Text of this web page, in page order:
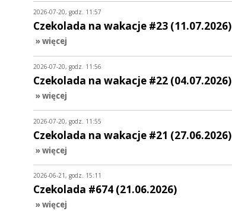
2026-07-20, godz. 11:57
Czekolada na wakacje #23 (11.07.2026)
» więcej
2026-07-20, godz. 11:56
Czekolada na wakacje #22 (04.07.2026)
» więcej
2026-07-20, godz. 11:55
Czekolada na wakacje #21 (27.06.2026)
» więcej
2026-06-21, godz. 15:11
Czekolada #674 (21.06.2026)
» więcej